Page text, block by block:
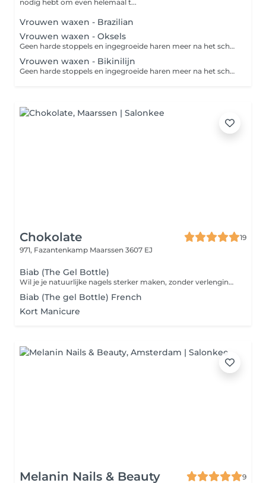
nodig hebt om even helemaal t...
Vrouwen waxen - Brazilian
Vrouwen waxen - Oksels
Geen harde stoppels en ingegroeide haren meer na het scheren? Dan is harsen de perfecte oplossing. Harsen is een ontharingsmethode die de haar met wortel en al verwijdert. Een groot voordeel van harsen ten opzichte van scheren is dat de haren langer wegblijven en zachter teruggroeien. Zo geniet je langer van een zijdezachte huid!
Vrouwen waxen - Bikinilijn
Geen harde stoppels en ingegroeide haren meer na het scheren? Dan is harsen de perfecte oplossing. Harsen is een ontharingsmethode die de haar met wortel en al verwijdert. Een groot voordeel van harsen ten opzichte van scheren is dat de haren langer wegblijven en zachter teruggroeien. Zo geniet je langer van een zijdezachte huid! Bij een 'bikinilijn' worden ongewenste haren in je liezen en aan de boven- en zijkanten van het bikinigebied verwijderd. Bij een 'Brazilian wax' wordt niet alleen het schaamhaar van je bikinilijn en venusheuvel verwijderd, maar ook dat van je intieme delen (schaamlippen, bilnaad en rond de anus). Desgewenst wordt er een streepje of driehoekje overgelaten.
Chokolate
19
971, Fazantenkamp Maarssen 3607 EJ
Biab (The Gel Bottle)
Wil je je natuurlijke nagels sterker maken, zonder verlenging? Dan is BIAB perfect voor jou. Deze behandeling geeft je nagels stevigheid, een gezonde uitstraling en een mooie afwerking in naturel. Ideaal als je je eigen nagels wilt laten groeien.
Biab (The gel Bottle) French
Kort Manicure
Melanin Nails & Beauty
9